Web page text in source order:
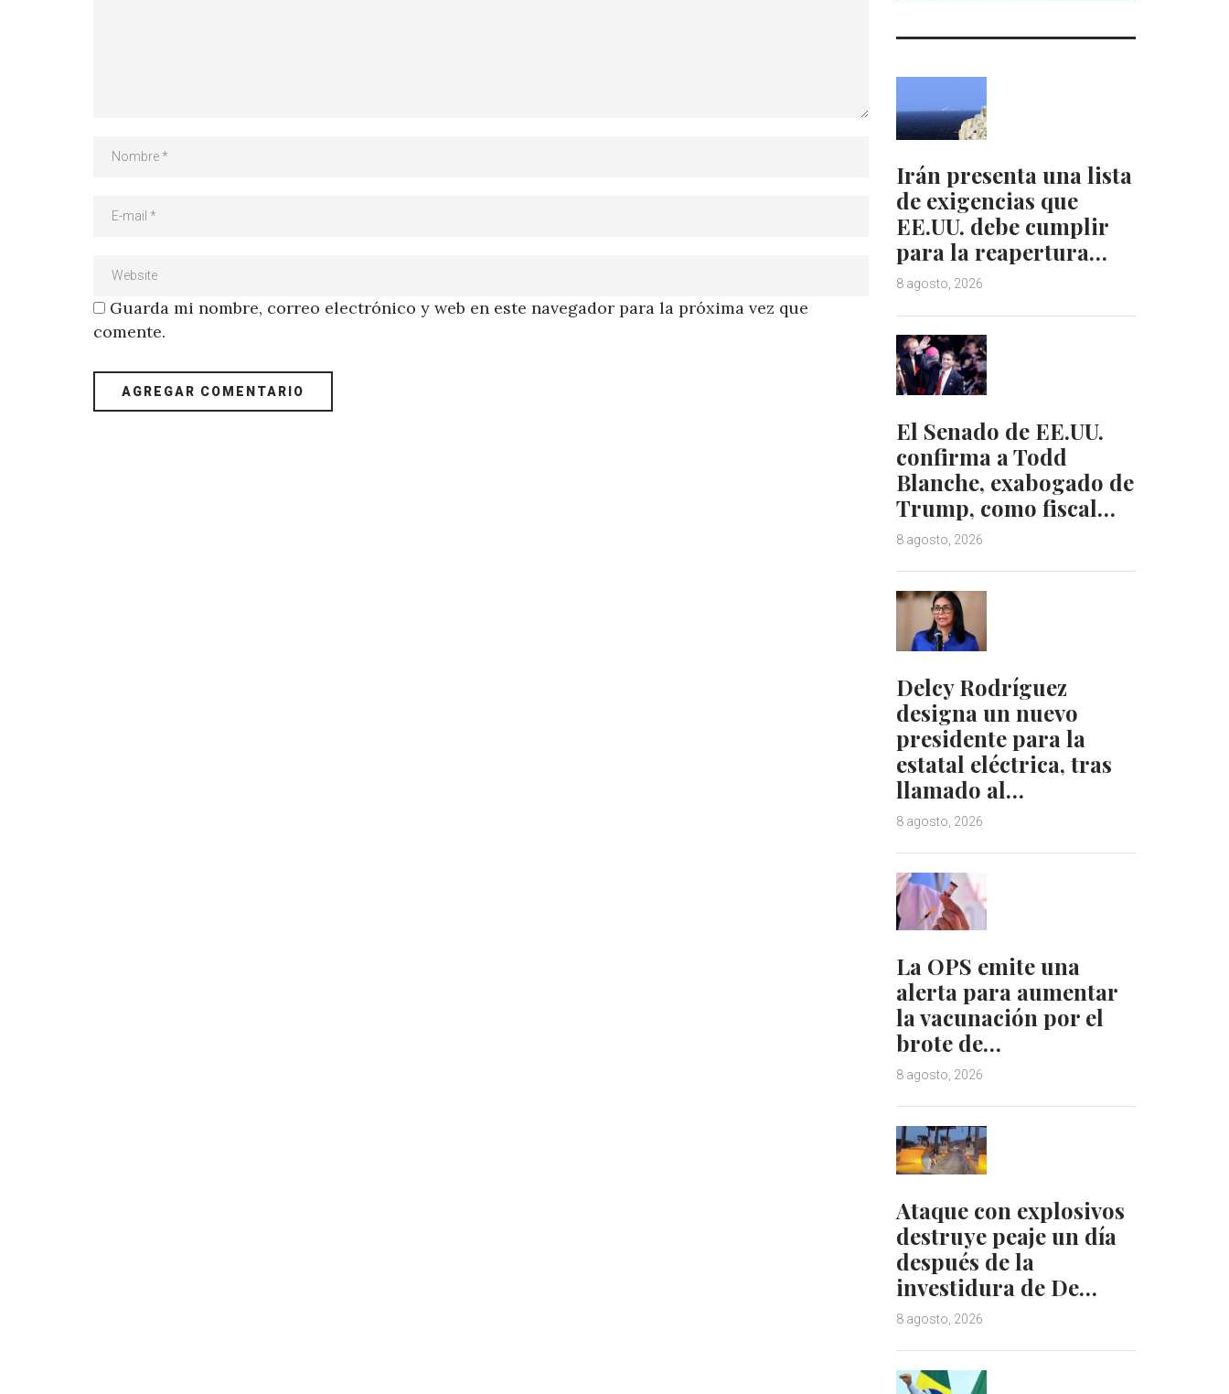
Guarda mi nombre, correo electrónico y web en este navegador para la próxima vez que
comente.
Irán presenta una lista
de exigencias que
EE.UU. debe cumplir
para la reapertura…
8 agosto, 2026
El Senado de EE.UU.
confirma a Todd
Blanche, exabogado de
Trump, como fiscal…
8 agosto, 2026
Delcy Rodríguez
designa un nuevo
presidente para la
estatal eléctrica, tras
llamado al…
8 agosto, 2026
La OPS emite una
alerta para aumentar
la vacunación por el
brote de…
8 agosto, 2026
Ataque con explosivos
destruye peaje un día
después de la
investidura de De…
8 agosto, 2026